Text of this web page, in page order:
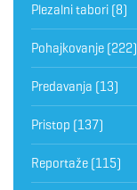
Plezalni tabori (8)
Pohajkovanje (222)
Predavanja (13)
Pristop (137)
Reportaže (115)